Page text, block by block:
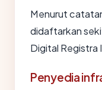
Menurut
didaftarkan
Digital Registra
Penyedia